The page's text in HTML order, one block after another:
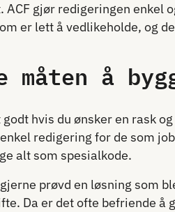
gjør redigeringen enkel
er lett å vedlikeholde, og
måten å
hvis du ønsker en rask
redigering for de som
alt som spesialkode.
prøvd en løsning som
Da er det ofte befriende å